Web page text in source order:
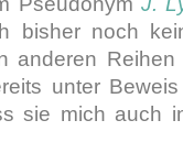
bisher noch
anderen
unter
sie mich auch